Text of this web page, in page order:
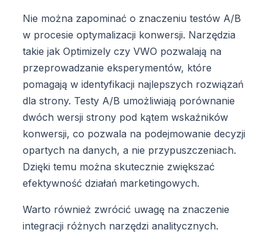
Nie można zapominać o znaczeniu testów A/B
w procesie optymalizacji konwersji. Narzędzia
takie jak Optimizely czy VWO pozwalają na
przeprowadzanie eksperymentów, które
pomagają w identyfikacji najlepszych rozwiązań
dla strony. Testy A/B umożliwiają porównanie
dwóch wersji strony pod kątem wskaźników
konwersji, co pozwala na podejmowanie decyzji
opartych na danych, a nie przypuszczeniach.
Dzięki temu można skutecznie zwiększać
efektywność działań marketingowych.
Warto również zwrócić uwagę na znaczenie
integracji różnych narzędzi analitycznych.